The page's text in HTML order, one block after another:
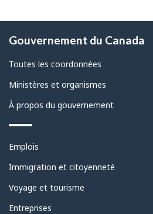
propos
de
ce
Gouvernement du Canada
Toutes les coordonnées
Ministères et organismes
À propos du gouvernement
Thèmes
sujets
Emplois
Immigration et citoyenneté
Voyage et tourisme
Entreprises